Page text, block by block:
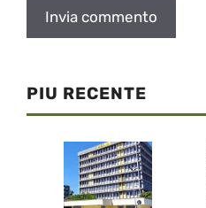
PIU RECENTE